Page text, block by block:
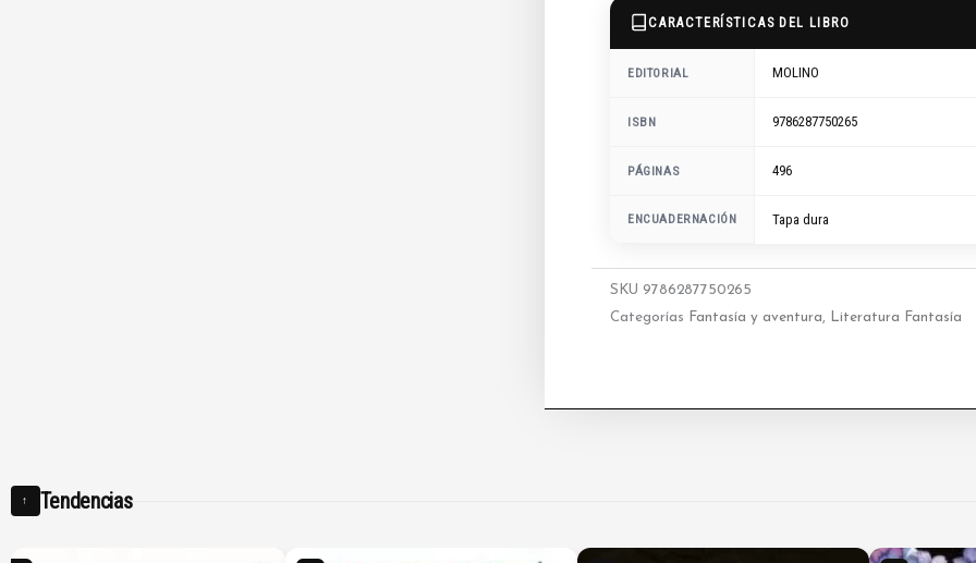
CARACTERÍSTICAS DEL LIBRO
EDITORIAL MOLINO
ISBN 9786287750265
PÁGINAS 496
ENCUADERNACIÓN Tapa dura
SKU 9786287750265
Categorías
Fantasía y aventura, Literatura Fantasía
↑ Tendencias